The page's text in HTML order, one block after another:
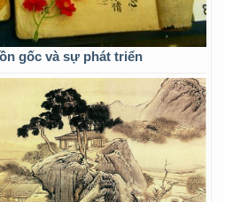
gốc và sự phát triển